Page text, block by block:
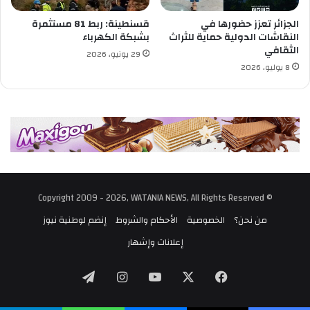
ا
ع
ا
ل
م
ا
م
ع
ا
ل
أ
ف
ة
الجزائر تعزز حضورها في
النقاشات الدولية حماية للثراث
الثقافي
8 يوليو، 2026
قسنطينة: ربط 81 مستثمرة
بشبكة الكهرباء
29 يونيو، 2026
© Copyright 2009 - 2026, WATANIA NEWS, All Rights Reserved
من نحن؟
الخصوصية الأحكام والشروط إنضم لوطنية نيوز
إعلانات وإشهار
فيسبوك ‫YouTube انستقرام